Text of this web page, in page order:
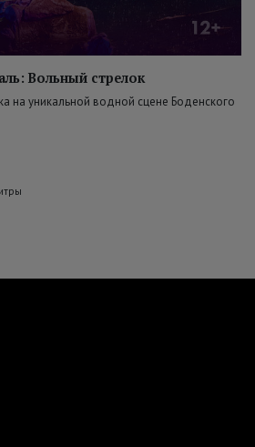
Вольный стрелок
на уникальной водной сцене Боденского